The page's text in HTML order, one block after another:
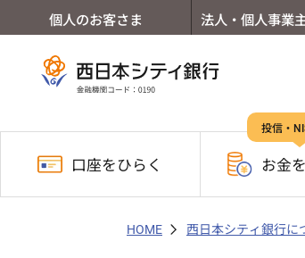
個人のお客さま 法人・個人事業
口座を ひらく
投信・
お金を
HOME 西日本シティ銀行に